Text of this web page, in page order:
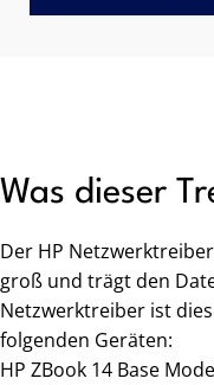
Was dieser
Der HP
groß und trägt den
Netzwerktreiber ist
folgenden Geräten:
HP ZBook 14 Base